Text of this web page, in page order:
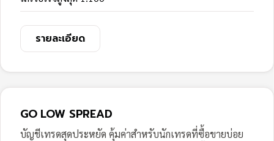
รายละเอียด
GO LOW SPREAD
บัญชีเทรดสุดประหยัด คุ้มค่าสำหรับนักเทรดที่ซื้อขายบ่อย